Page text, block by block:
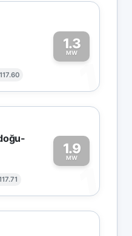
1.3
MW
1
1.9
MW
1